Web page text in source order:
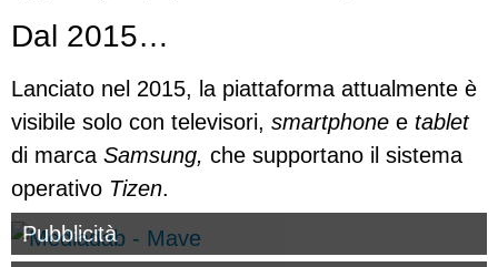
Dal 2015…
Lanciato nel 2015, la piattaforma attualmente è
visibile solo con televisori, smartphone e tablet
di marca Samsung, che supportano il sistema
operativo Tizen.
Pubblicità